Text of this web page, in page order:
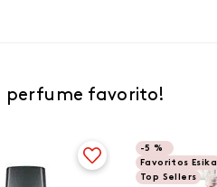
perfume favorito!
-5 %
Favoritos Esika
Top Sellers